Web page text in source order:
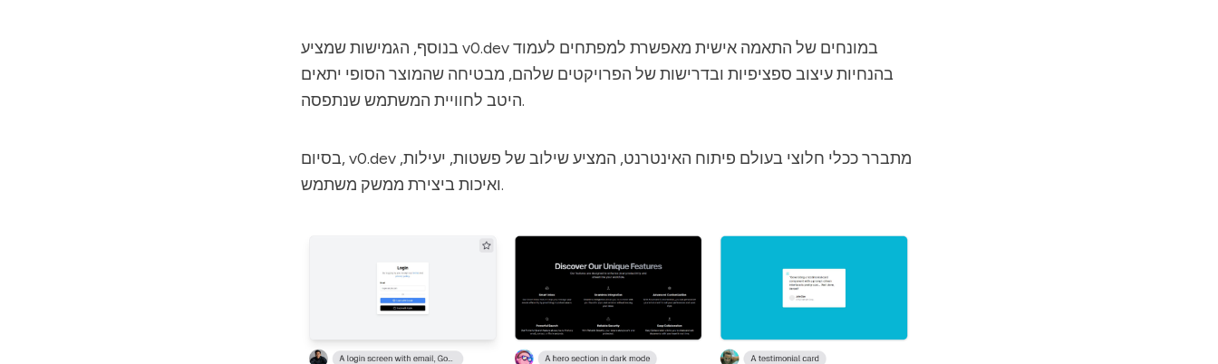
v0.dev
בהנחיות עיצוב ספציפיות ובדרישות של הפרויקטים שלהם, מבטיחה שהמוצר הסופי יתאים
היטב לחוויית המשתמש שנתפסה.
בסיום,v0.dev
ואיכות ביצירת ממשק משתמש.